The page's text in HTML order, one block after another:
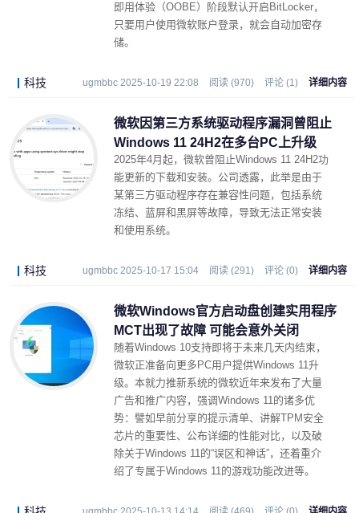
即用体验（OOBE）阶段默认开启BitLocker，
只要用户使用微软账户登录，就会自动加密存
储。
科技 ugmbbc 2025-10-19 22:08 阅读 (970) 评论 (1) 详细内容
微软因第三方系统驱动程序漏洞曾阻止
Windows 11 24H2在多台PC上升级
2025年4月起，微软曾阻止Windows 11 24H2功
能更新的下载和安装。公司透露，此举是由于
某第三方驱动程序存在兼容性问题，包括系统
冻结、蓝屏和黑屏等故障，导致无法正常安装
和使用系统。
科技 ugmbbc 2025-10-17 15:04 阅读 (291) 评论 (0) 详细内容
微软Windows官方启动盘创建实用程序
MCT出现了故障 可能会意外关闭
随着Windows 10支持即将于未来几天内结束，
微软正准备向更多PC用户提供Windows 11升
级。本就力推新系统的微软近年来发布了大量
广告和推广内容，强调Windows 11的诸多优
势：譬如早前分享的提示清单、讲解TPM安全
芯片的重要性、公布详细的性能对比，以及破
除关于Windows 11的“误区和神话”，还着重介
绍了专属于Windows 11的游戏功能改进等。